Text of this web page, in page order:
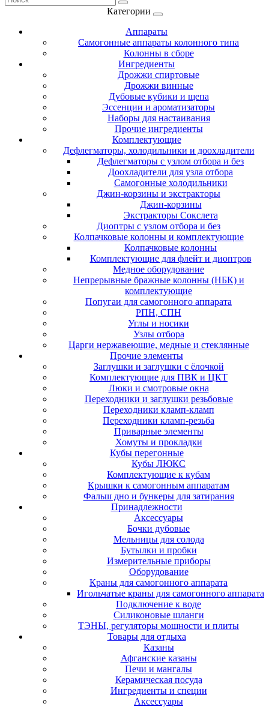
Категории
Аппараты
Самогонные аппараты колонного типа
Колонны в сборе
Ингредиенты
Дрожжи спиртовые
Дрожжи винные
Дубовые кубики и щепа
Эссенции и ароматизаторы
Наборы для настаивания
Прочие ингредиенты
Комплектующие
Дефлегматоры, холодильники и доохладители
Дефлегматоры с узлом отбора и без
Доохладители для узла отбора
Самогонные холодильники
Джин-корзины и экстракторы
Джин-корзины
Экстракторы Сокслета
Диоптры с узлом отбора и без
Колпачковые колонны и комплектующие
Колпачковые колонны
Комплектующие для флейт и диоптров
Медное оборудование
Непрерывные бражные колонны (НБК) и
комплектующие
Попугаи для самогонного аппарата
РПН, СПН
Углы и носики
Узлы отбора
Царги нержавеющие, медные и стеклянные
Прочие элементы
Заглушки и заглушки с ёлочкой
Комплектующие для ПВК и ЦКТ
Люки и смотровые окна
Переходники и заглушки резьбовые
Переходники кламп-кламп
Переходники кламп-резьба
Приварные элементы
Хомуты и прокладки
Кубы перегонные
Кубы ЛЮКС
Комплектующие к кубам
Крышки к самогонным аппаратам
Фальш дно и бункеры для затирания
Принадлежности
Аксессуары
Бочки дубовые
Мельницы для солода
Бутылки и пробки
Измерительные приборы
Оборудование
Краны для самогонного аппарата
Игольчатые краны для самогонного аппарата
Подключение к воде
Силиконовые шланги
ТЭНЫ, регуляторы мощности и плиты
Товары для отдыха
Казаны
Афганские казаны
Печи и мангалы
Керамическая посуда
Ингредиенты и специи
Аксессуары